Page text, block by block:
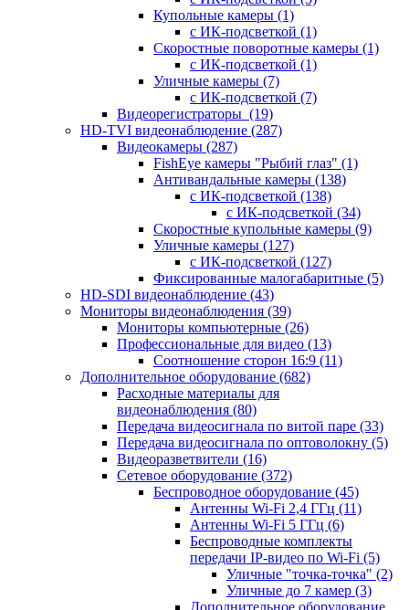
Купольные камеры (1)
с ИК-подсветкой (1)
Скоростные поворотные камеры (1)
с ИК-подсветкой (1)
Уличные камеры (7)
с ИК-подсветкой (7)
Видеорегистраторы (19)
HD-TVI видеонаблюдение (287)
Видеокамеры (287)
FishEye камеры "Рыбий глаз" (1)
Антивандальные камеры (138)
с ИК-подсветкой (138)
с ИК-подсветкой (34)
Скоростные купольные камеры (9)
Уличные камеры (127)
с ИК-подсветкой (127)
Фиксированные малогабаритные (5)
HD-SDI видеонаблюдение (43)
Мониторы видеонаблюдения (39)
Мониторы компьютерные (26)
Профессиональные для видео (13)
Соотношение сторон 16:9 (11)
Дополнительное оборудование (682)
Расходные материалы для
видеонаблюдения (80)
Передача видеосигнала по витой паре (33)
Передача видеосигнала по оптоволокну (5)
Видеоразветвители (16)
Сетевое оборудование (372)
Беспроводное оборудование (45)
Антенны Wi-Fi 2,4 ГГц (11)
Антенны Wi-Fi 5 ГГц (6)
Беспроводные комплекты
передачи IP-видео по Wi-Fi (5)
Уличные "точка-точка" (2)
Уличные до 7 камер (3)
Дополнительное оборудование